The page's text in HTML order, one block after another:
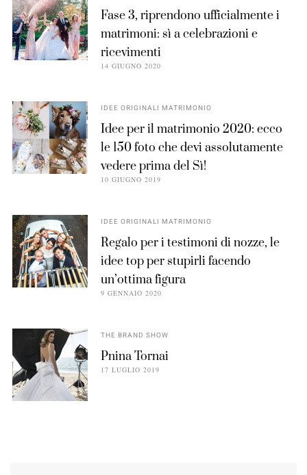
Fase 3, riprendono ufficialmente i
matrimoni: sì a celebrazioni e
ricevimenti
14 GIUGNO 2020
IDEE ORIGINALI MATRIMONIO
Idee per il matrimonio 2020: ecco
le 150 foto che devi assolutamente
vedere prima del Sì!
10 GIUGNO 2019
IDEE ORIGINALI MATRIMONIO
Regalo per i testimoni di nozze, le
idee top per stupirli facendo
un’ottima figura
9 GENNAIO 2020
THE BRAND SHOW
Pnina Tornai
17 LUGLIO 2019